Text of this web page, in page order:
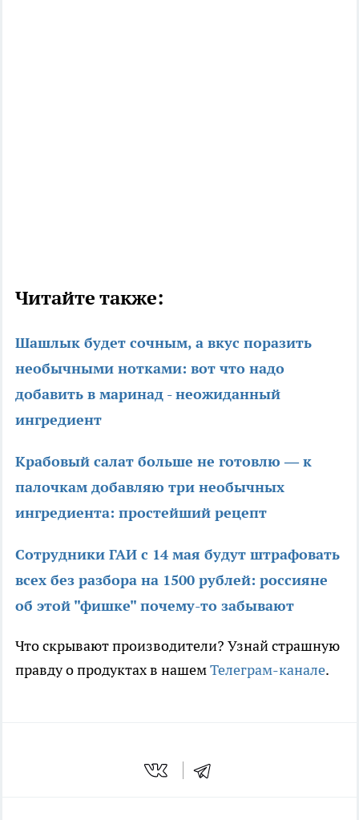
Читайте также:
Шашлык будет сочным, а вкус поразить
необычными нотками: вот что надо
добавить в маринад - неожиданный
ингредиент
Крабовый салат больше не готовлю — к
палочкам добавляю три необычных
ингредиента: простейший рецепт
Сотрудники ГАИ с 14 мая будут штрафовать
всех без разбора на 1500 рублей: россияне
об этой "фишке" почему-то забывают
Что скрывают производители? Узнай страшную
правду о продуктах в нашемТелеграм-канале.